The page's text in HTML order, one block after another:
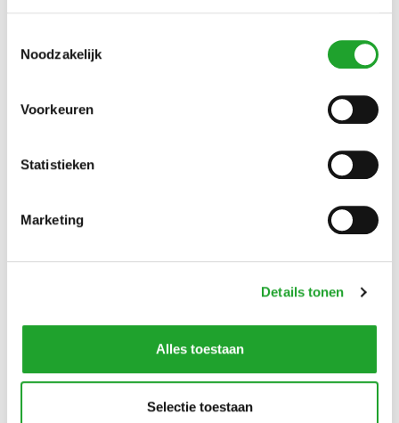
Noodzakelijk
Voorkeuren
Statistieken
Marketing
Details tonen
Alles toestaan
Selectie toestaan
de Marius Buiting-zaal: met 221 m² geschikt voor zowel
workshops ed.
1 vergaderkamer: voor 20-25 personen
kleed- en behandelkamers voor het Sportmedisch
Plattegrond indoor